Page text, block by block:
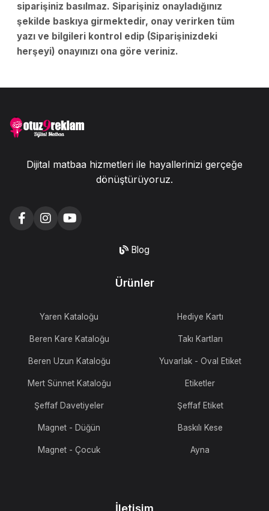
siparişiniz basılmaz. Siparişiniz onayladığınız
şekilde baskıya girmektedir, onay verirken tüm
yazı ve bilgileri kontrol edip (Siparişinizdeki
herşeyi) onayınızı ona göre veriniz.
Dijital matbaa hizmetleri ile hayallerinizi gerçeğe
dönüştürüyoruz.
Blog
Ürünler
Yaren Kataloğu
Beren Kare Kataloğu
Beren Uzun Kataloğu
Mert Sünnet Kataloğu
Şeffaf Davetiyeler
Magnet - Düğün
Magnet - Çocuk
Hediye Kartı
Takı Kartları
Yuvarlak - Oval Etiket
Etiketler
Şeffaf Etiket
Baskılı Kese
Ayna
İletişim